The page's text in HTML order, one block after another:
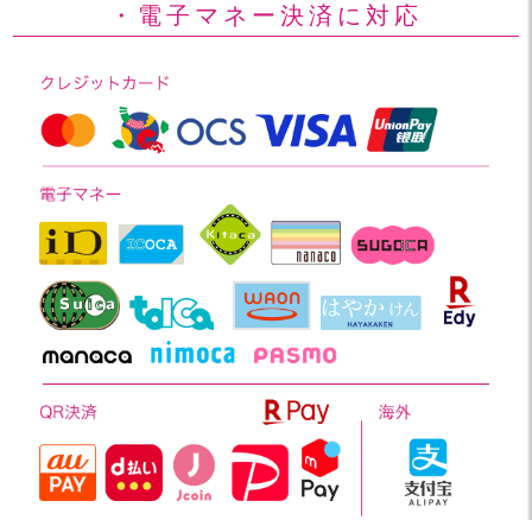
・電子マネー決済に対応